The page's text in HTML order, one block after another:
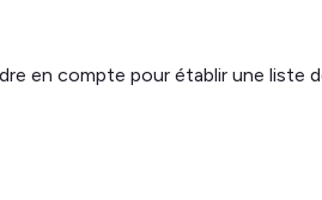
en compte pour établir une liste